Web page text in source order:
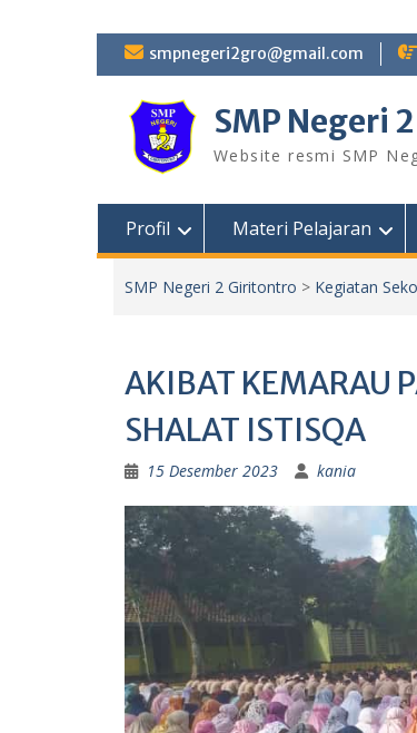
Skip smpnegeri2gro@gmail.com
SMP Negeri
Website resmi SMP
Profil Materi Pelajaran
SMP Negeri 2 Giritontro > Kegiatan
AKIBAT KEMARAU
SHALAT ISTISQA
15 Desember 2023 kania